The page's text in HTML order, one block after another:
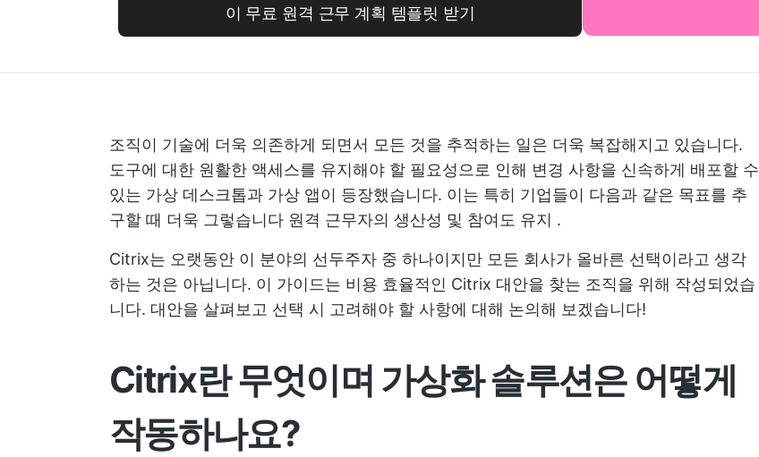
이 무료 원격 근무 계획 템플릿 받기
조직이 기술에 더욱 의존하게 되면서 모든 것을 추적하는 일은 더욱 복잡해지고 있습니다.
도구에 대한 원활한 액세스를 유지해야 할 필요성으로 인해 변경 사항을 신속하게 배포할 수
있는 가상 데스크톱과 가상 앱이 등장했습니다. 이는 특히 기업들이 다음과 같은 목표를 추
구할 때 더욱 그렇습니다 원격 근무자의 생산성 및 참여도 유지 .
Citrix는 오랫동안 이 분야의 선두주자 중 하나이지만 모든 회사가 올바른 선택이라고 생각
하는 것은 아닙니다. 이 가이드는 비용 효율적인 Citrix 대안을 찾는 조직을 위해 작성되었습
니다. 대안을 살펴보고 선택 시 고려해야 할 사항에 대해 논의해 보겠습니다!
Citrix란 무엇이며 가상화 솔루션은 어떻게
작동하나요?